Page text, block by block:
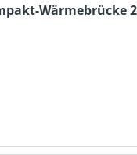
Wärmebrücke